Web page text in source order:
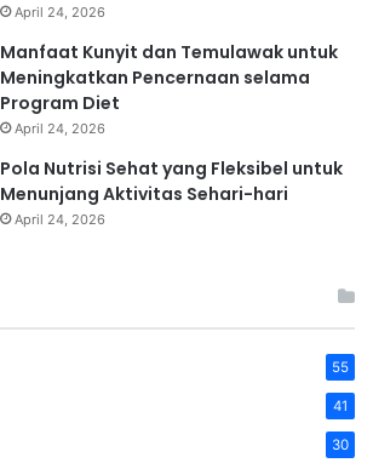
April 24, 2026
Manfaat Kunyit dan Temulawak untuk
Meningkatkan Pencernaan selama
Program Diet
April 24, 2026
Pola Nutrisi Sehat yang Fleksibel untuk
Menunjang Aktivitas Sehari-hari
April 24, 2026
55
41
30